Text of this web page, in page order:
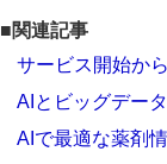
■関連記事
サービス開始か
AIとビッグデー
AIで最適な薬剤